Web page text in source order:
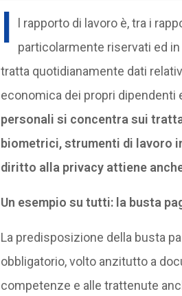
I
l rapporto di lavoro è, tra i
particolarmente riservati ed in
tratta quotidianamente dati
economica dei propri dipendenti
personali si concentra sui
biometrici, strumenti di lavoro
diritto alla privacy attiene
Un esempio su tutti: la busta
La predisposizione della busta
obbligatorio, volto anzitutto a
competenze e alle trattenute